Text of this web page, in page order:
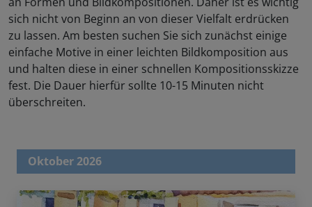
sich nicht von Beginn an von dieser Vielfalt erdrücken
zu lassen. Am besten suchen Sie sich zunächst einige
einfache Motive in einer leichten Bildkomposition aus
und halten diese in einer schnellen Kompositionsskizze
fest. Die Dauer hierfür sollte 10-15 Minuten nicht
überschreiten.
Oktober 2026